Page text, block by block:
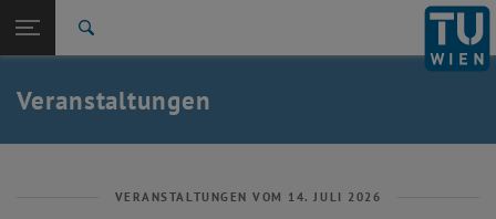
TU Login
Quicklinks
Quicklinks-Menü umschalten
Studium
Karriere
Zurück: Subseiten von Aktuelles auflisten
Aktuelles
Veranstaltungen
VERANSTALTUNGEN VOM 14. JULI 2026